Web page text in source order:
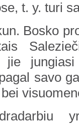
t. y. turi
Bosko
jie
savo